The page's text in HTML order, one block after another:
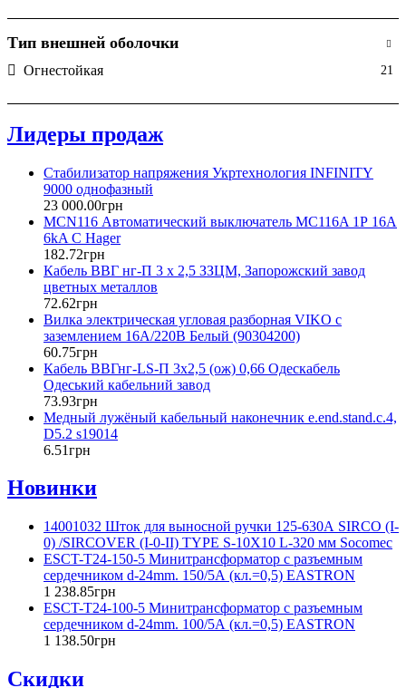
95+50 1
Тип внешней оболочки
Огнестойкая 21
Лидеры продаж
Стабилизатор напряжения Укртехнология INFINITY
9000 однофазный
23 000.00грн
MCN116 Автоматический выключатель MC116A 1Р 16А
6kA C Hager
182.72грн
Кабель ВВГ нг-П 3 х 2,5 ЗЗЦМ, Запорожский завод
цветных металлов
72.62грн
Вилка электрическая угловая разборная VIKO с
заземлением 16А/220В Белый (90304200)
60.75грн
Кабель ВВГнг-LS-П 3х2,5 (ож) 0,66 Одескабель
Одеський кабельний завод
73.93грн
Медный лужёный кабельный наконечник e.end.stand.c.4,
D5.2 s19014
6.51грн
Новинки
14001032 Шток для выносной ручки 125-630А SIRCO (I-
0) /SIRCOVER (I-0-II) TYPE S-10X10 L-320 мм Socomec
ESCT-T24-150-5 Минитрансформатор с разъемным
сердечником d-24mm. 150/5А (кл.=0,5) EASTRON
1 238.85грн
ESCT-T24-100-5 Минитрансформатор с разъемным
сердечником d-24mm. 100/5А (кл.=0,5) EASTRON
1 138.50грн
Скидки